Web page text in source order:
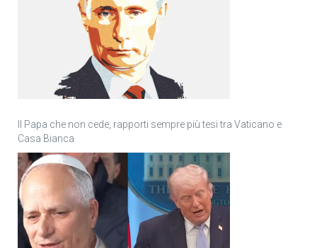
Il Papa che non cede, rapporti sempre più tesi tra Vaticano e
Casa Bianca